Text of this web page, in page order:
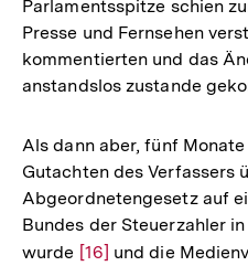
Parlamentsspitze schien
Presse und Fernsehen
kommentierten und das
anstandslos zustande
Als dann aber, fünf
Gutachten des Verfassers
Abgeordnetengesetz auf
Bundes der Steuerzahler
wurde Zur
[16] und die